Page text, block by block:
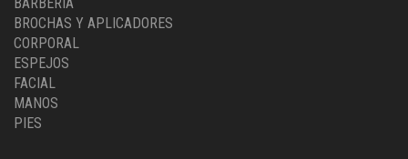
BROCHAS Y APLICADORES
CORPORAL
ESPEJOS
FACIAL
MANOS
PIES